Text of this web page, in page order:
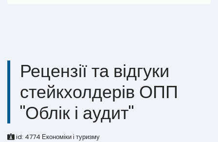
Рецензії та відгуки
стейкхолдерів ОПП
"Облік і аудит"
id: 4774 Економіки і туризму